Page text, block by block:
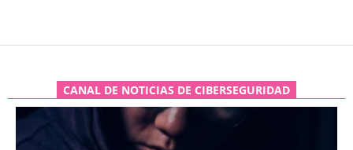
CANAL DE NOTICIAS DE CIBERSEGURIDAD